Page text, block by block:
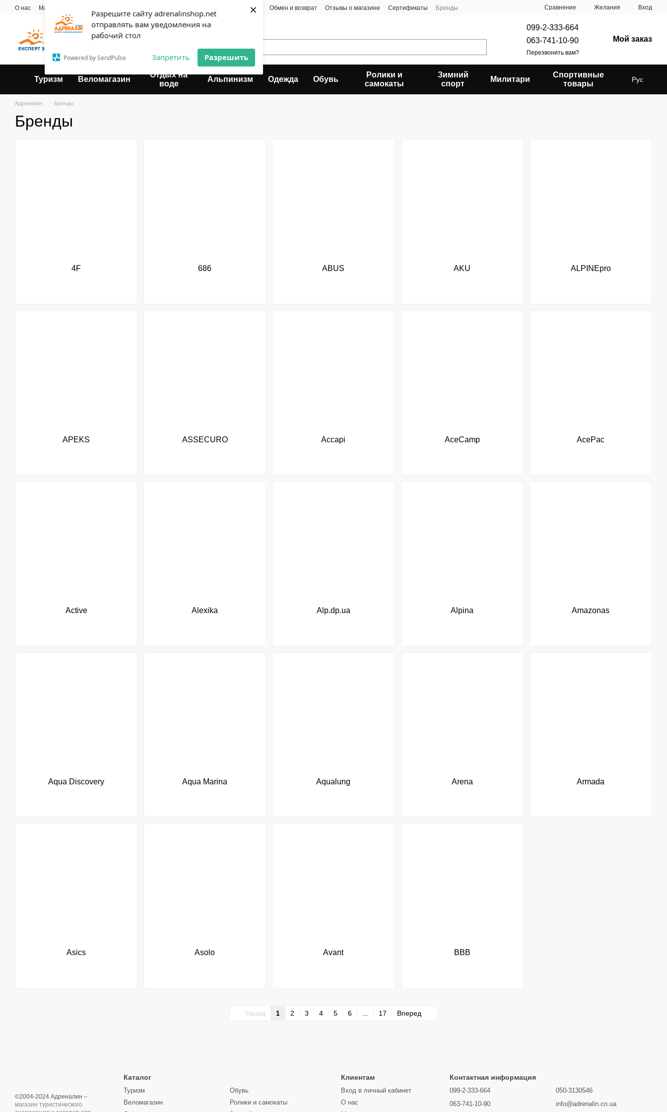
Разрешите сайту adrenalinshop.net
отправлять вам уведомления на
рабочий стол
Powered by SendPulse Запретить Разрешить
×
Перейти к основному контенту
О нас Мастерская Оплата и доставка Обмен и возврат Отзывы о магазине Сертификаты
Бренды
Пользовательское соглашение
Сравнение Желания Вход
Эксперт твоего отдыха
099-2-333-664
063-741-10-90
Перезвонить вам?
Мой заказ
Туризм Веломагазин
Отдых на
воде
Альпинизм Одежда Обувь
Ролики и
самокаты
Зимний
спорт
Милитари
Спортивные
товары
Рус
Адреналин Бренды
Бренды
4F 686 ABUS AKU ALPINEpro
APEKS ASSECURO Accapi AceCamp AcePac
Active Alexika Alp.dp.ua Alpina Amazonas
Aqua Discovery Aqua Marina Aqualung Arena Armada
Asics Asolo Avant BBB
Назад 1 2 3 4 5 6 17 Вперед
©2004-2024 Адреналин –
магазин туристического
Каталог
Туризм
Веломагазин
Обувь
Ролики и самокаты
Клиентам
Вход в личный кабинет
О нас
Контактная информация
099-2-333-664
063-741-10-90
050-3130546
info@adrenalin.cn.ua